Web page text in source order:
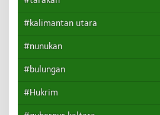
#kalimantan utara
#nunukan
#bulungan
#Hukrim